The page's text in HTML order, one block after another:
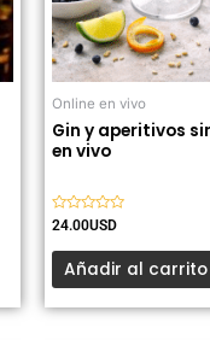
Online en vivo
Gin y aperitivos
en vivo
Valorado
0
24.00USD
Añadir al carrito